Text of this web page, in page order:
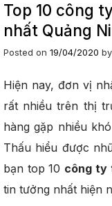
Top 10 công
nhất Quảng
Posted on 19/04/2020 by
Hiện nay, đơn vị
rất nhiều trên thị
hàng gặp nhiều
Thấu hiểu được
bạn top 10 công ty
tin tưởng nhất hiện